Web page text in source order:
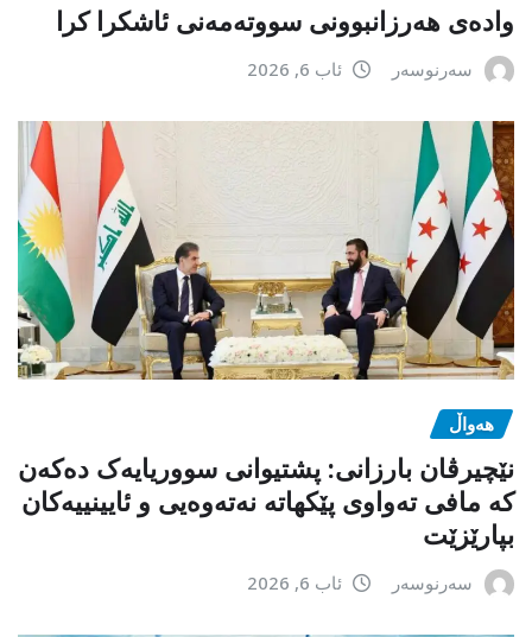
وادەی هەرزانبوونی سووتەمەنی ئاشکرا کرا
سەرنوسەر ئاب 6, 2026
هەواڵ
نێچیرڤان بارزانی: پشتیوانی سووریایەک دەکەن
کە مافی تەواوی پێکهاتە نەتەوەیی و ئایینییەکان
بپارێزێت
سەرنوسەر ئاب 6, 2026